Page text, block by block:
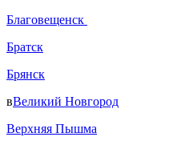
Благовещенск
Братск
Брянск
вВеликий Новгород
Верхняя Пышма